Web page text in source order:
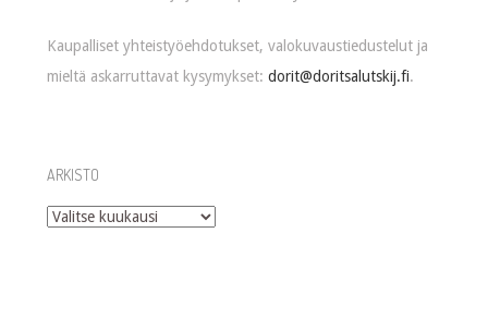
Kaupalliset yhteistyöehdotukset, valokuvaustiedustelut ja
mieltä askarruttavat kysymykset:dorit@doritsalutskij.fi.
ARKISTO
Arkisto